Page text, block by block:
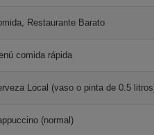
Restaurante Barato
comida rápida
Local (vaso o pinta de 0.5
(normal)